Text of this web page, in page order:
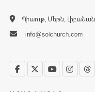
Պիաութ, Մեթն, Լիբանան
info@solchurch.com